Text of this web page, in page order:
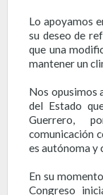
Lo apoyamos
su deseo de
que una
mantener un
Nos opusimos
del Estado
Guerrero,
comunicación
es autónoma y
En su
Congreso